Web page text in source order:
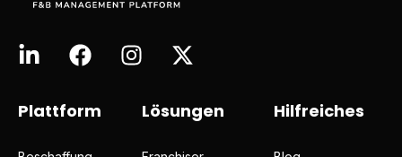
Plattform Lösungen Hilfreiches